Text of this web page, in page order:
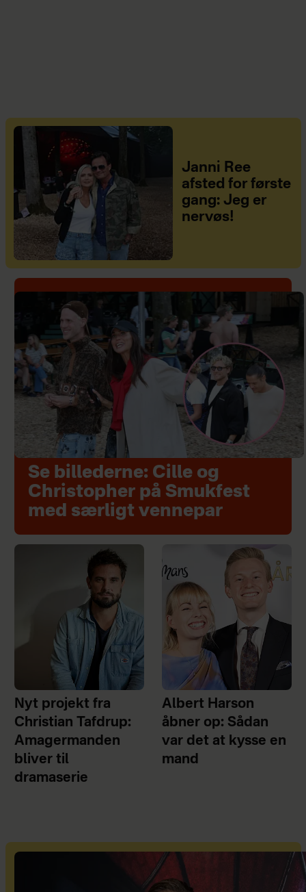
Janni Ree
afsted for første
gang: Jeg er
nervøs!
Se billederne: Cille og
Christopher på Smukfest
med særligt vennepar
Nyt projekt fra
Christian Tafdrup:
Amagermanden
bliver til
dramaserie
Albert Harson
åbner op: Sådan
var det at kysse en
mand